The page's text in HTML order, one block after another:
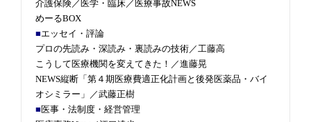
介護保険／医学・臨床／医療事故NEWS
めーるBOX
■エッセイ・評論
プロの先読み・深読み・裏読みの技術／工藤高
こうして医療機関を変えてきた！／進藤晃
NEWS縦断「第４期医療費適正化計画と後発医薬品・バイ
オシミラー」／武藤正樹
■医事・法制度・経営管理